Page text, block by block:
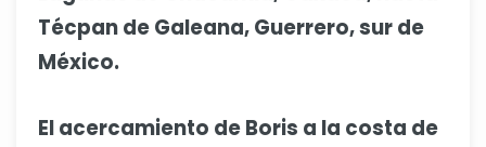
Técpan de Galeana, Guerrero, sur de
México.
El acercamiento de Boris a la costa de